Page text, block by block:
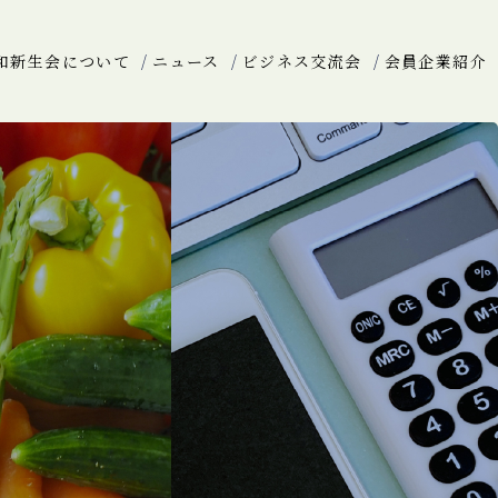
新生会について ニュース ビジネス交流会 会員企業紹介